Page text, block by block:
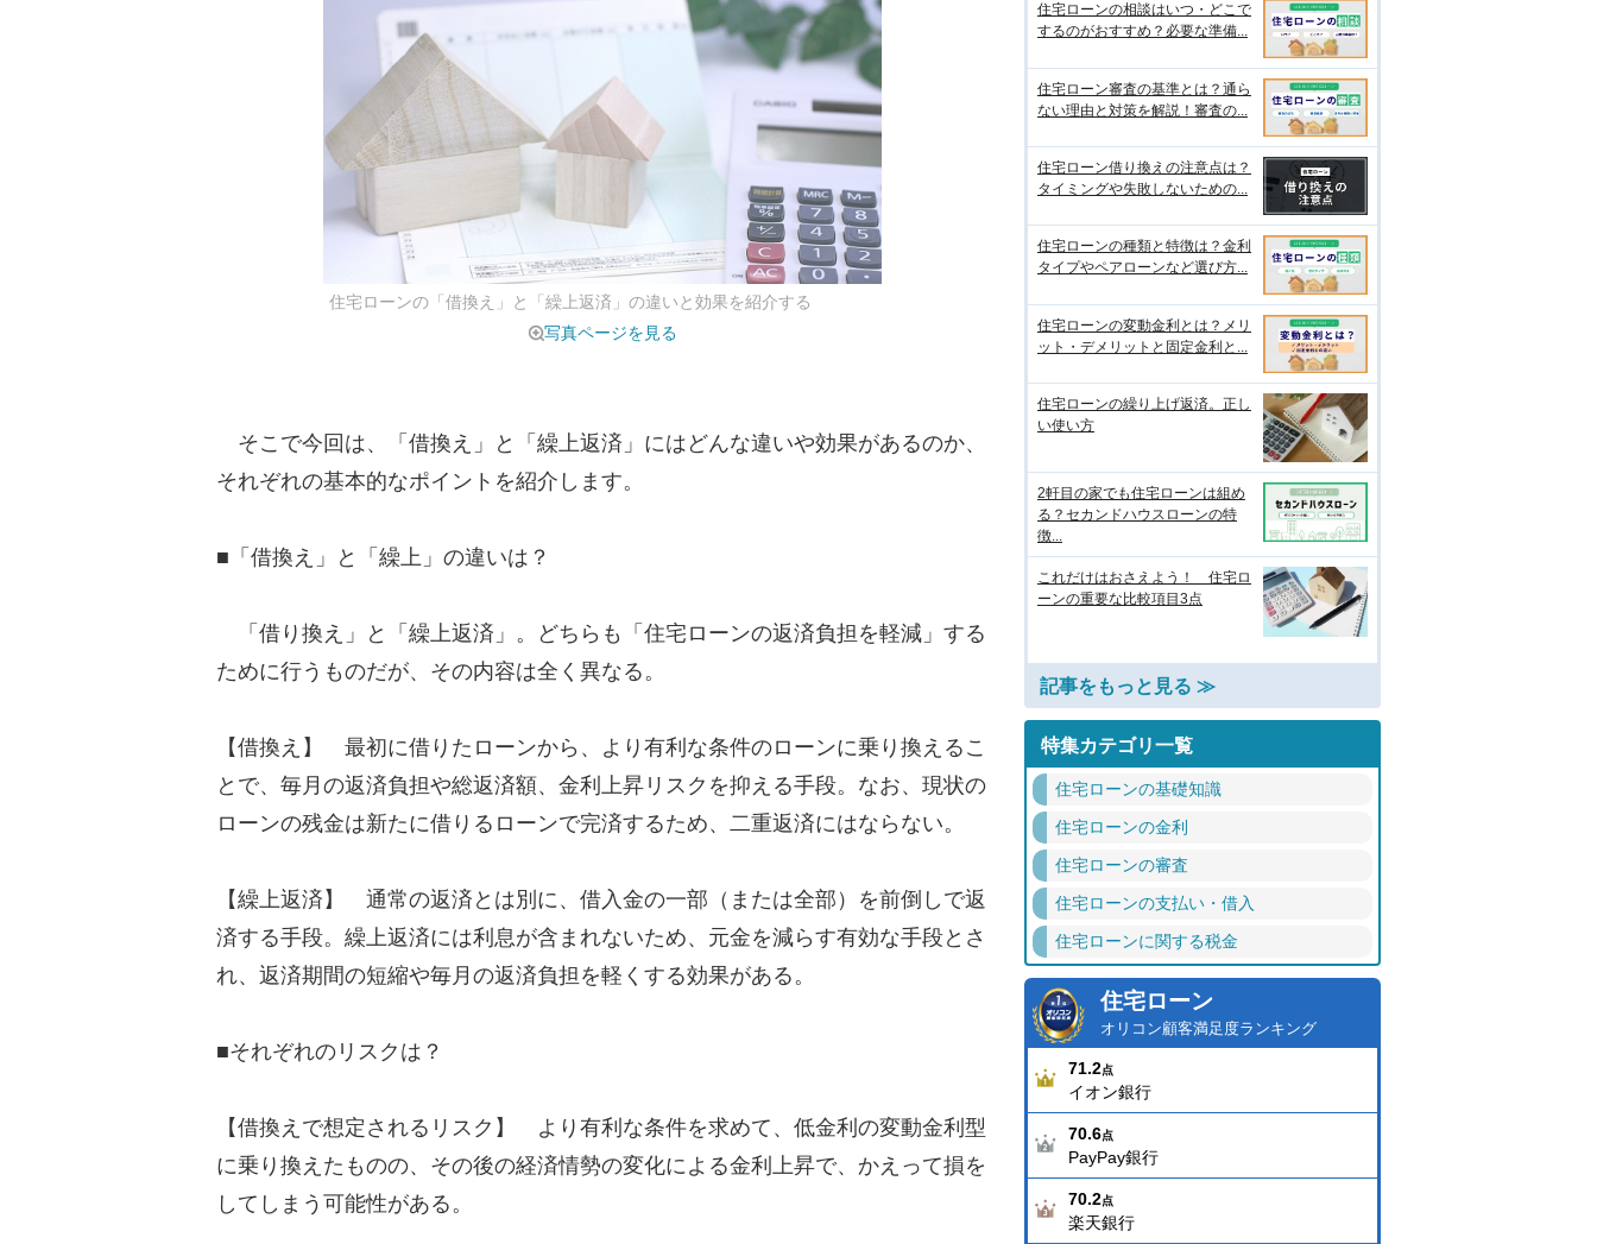
住宅ローンの「借換え」と「繰上返済」の違いと効果を紹介する
写真ページを見る
そこで今回は、「借換え」と「繰上返済」にはどんな違いや効果があるのか、
それぞれの基本的なポイントを紹介します。
■「借換え」と「繰上」の違いは？
「借り換え」と「繰上返済」。どちらも「住宅ローンの返済負担を軽減」する
ために行うものだが、その内容は全く異なる。
【借換え】 最初に借りたローンから、より有利な条件のローンに乗り換えるこ
とで、毎月の返済負担や総返済額、金利上昇リスクを抑える手段。なお、現状の
ローンの残金は新たに借りるローンで完済するため、二重返済にはならない。
【繰上返済】 通常の返済とは別に、借入金の一部（または全部）を前倒しで返
済する手段。繰上返済には利息が含まれないため、元金を減らす有効な手段とさ
れ、返済期間の短縮や毎月の返済負担を軽くする効果がある。
■それぞれのリスクは？
【借換えで想定されるリスク】 より有利な条件を求めて、低金利の変動金利型
に乗り換えたものの、その後の経済情勢の変化による金利上昇で、かえって損を
してしまう可能性がある。
住宅ローンの相談はいつ・どこで
するのがおすすめ？必要な準備...
住宅ローン審査の基準とは？通ら
ない理由と対策を解説！審査の...
住宅ローン借り換えの注意点は？
タイミングや失敗しないための...
住宅ローンの種類と特徴は？金利
タイプやペアローンなど選び方...
住宅ローンの変動金利とは？メリ
ット・デメリットと固定金利と...
住宅ローンの繰り上げ返済。正し
い使い方
2軒目の家でも住宅ローンは組め
る？セカンドハウスローンの特
徴...
これだけはおさえよう！ 住宅ロ
ーンの重要な比較項目3点
記事をもっと見る ≫
特集カテゴリ一覧
住宅ローンの基礎知識
住宅ローンの金利
住宅ローンの審査
住宅ローンの支払い・借入
住宅ローンに関する税金
住宅ローン
オリコン顧客満足度ランキング
71.2点
イオン銀行
70.6点
PayPay銀行
70.2点
楽天銀行